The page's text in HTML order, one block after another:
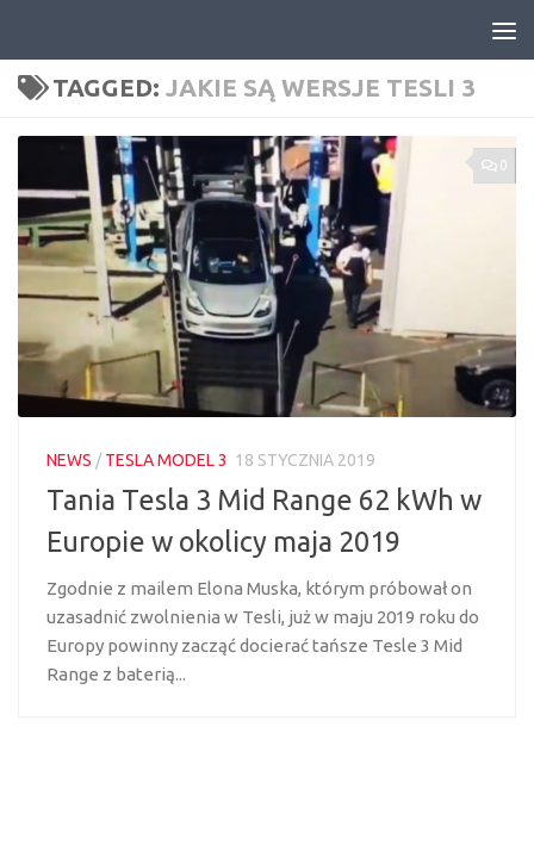
TAGGED: JAKIE SĄ WERSJE TESLI 3
0
NEWS /TESLA MODEL 3 18 STYCZNIA 2019
Tania Tesla 3 Mid Range 62 kWh w
Europie w okolicy maja 2019
Zgodnie z mailem Elona Muska, którym próbował on
uzasadnić zwolnienia w Tesli, już w maju 2019 roku do
Europy powinny zacząć docierać tańsze Tesle 3 Mid
Range z baterią...